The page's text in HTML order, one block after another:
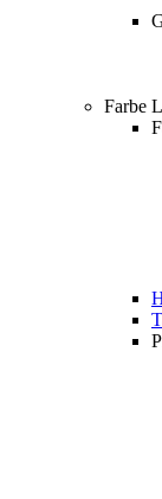
Farbe